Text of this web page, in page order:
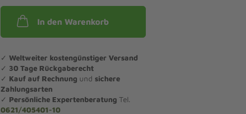
In den Warenkorb
✓ Weltweiter kostengünstiger Versand
✓ 30 Tage Rückgaberecht
✓ Kauf auf Rechnung und sichere
Zahlungsarten
✓ Persönliche Expertenberatung Tel.
0621/405401-10